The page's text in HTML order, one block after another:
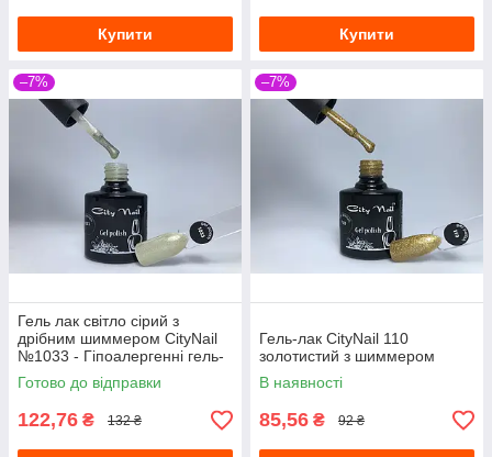
Купити Купити
–7%
Гель лак світло сірий з
дрібним шиммером CityNail
№1033 - Гіпоалергенні гель-
лаки для нігтів
Готово до відправки
122,76 ₴ 132 ₴
–7%
Гель-лак CityNail 110
золотистий з шиммером
В наявності
85,56 ₴ 92 ₴